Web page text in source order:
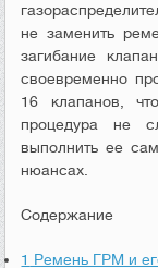
не заменить
загибание
своевременно
16 клапанов,
процедура не
выполнить ее
нюансах.
Содержание
1 Ремень ГРМ и